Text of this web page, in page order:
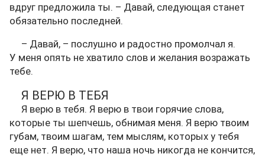
вдруг предложила ты. – Давай, следующая станет
обязательно последней.
– Давай, – послушно и радостно промолчал я.
У меня опять не хватило слов и желания возражать
тебе.
Я ВЕРЮ В ТЕБЯ
Я верю в тебя. Я верю в твои горячие слова,
которые ты шепчешь, обнимая меня. Я верю твоим
губам, твоим шагам, тем мыслям, которых у тебя
еще нет. Я верю, что наша ночь никогда не кончится,